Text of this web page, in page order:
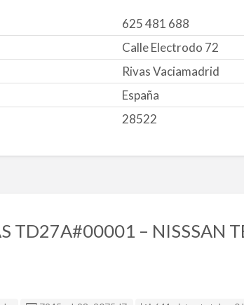
625 481 688
Calle Electrodo 72
Rivas Vaciamadrid
España
28522
TD27A#00001 – NISSSAN